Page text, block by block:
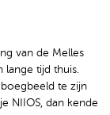
van de Melles
lange tijd thuis.
te zijn
NIIOS, dan kende